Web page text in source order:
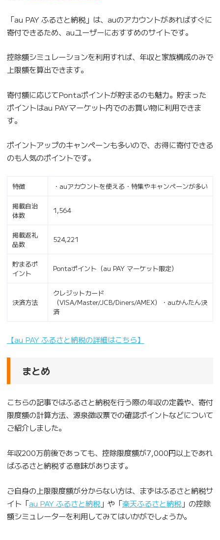
「au PAY ふるさと納税」は、auのアカウントがあればすぐに
寄付できるため、auユーザーにおすすめのサイトです。
控除額シミュレーションを利用すれば、年収と家族構成のみで
上限額を算出できます。
寄付額に応じてPontaポイントが貯まるのも魅力。貯まった
ポイントはau PAYマーケット内でのお買い物に利用できま
す。
ポイントアップのキャンペーンも多いので、お得に寄付できる
のも人気のポイントです。
特徴 ・auアカウントを使える・特集やキャンペーンが多い
掲載自治
体数
1,564
掲載返礼
品数
524,221
貯まるポ
イント
Pontaポイント（au PAY マーケット限定）
決済方法
クレジットカード
（VISA/Master/JCB/Diners/AMEX）・auかんたん決
済
【au PAY ふるさと納税の詳細はこちら】
まとめ
こちらの記事ではふるさと納税を行う際の年収の定義や、寄付
限度額の計算方法、源泉徴収票での確認ポイントなどについて
ご紹介しました。
年収200万前後であっても、控除限度額が7,000円以上であれ
ばふるさと納税する意味があります。
ご自身の上限限度額が分からない方は、まずはふるさと納税サ
イト「au PAY ふるさと納税」や「楽天ふるさと納税」の控除
額シミュレーターを利用してみてはいかがでしょうか。